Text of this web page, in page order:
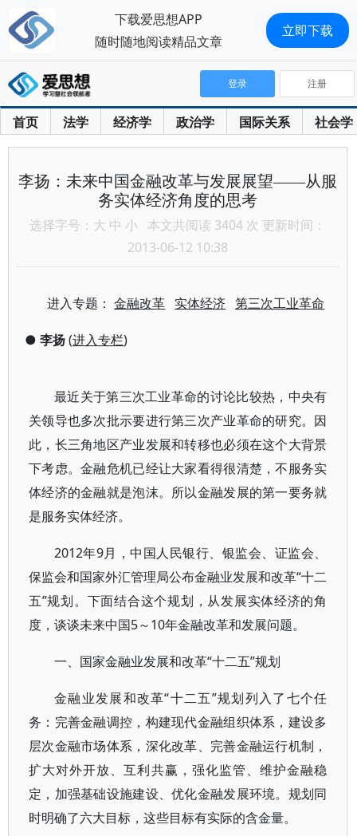
首页 法学 经济学 政治学 国际关系 社会学
登录 注册
李扬：未来中国金融改革与发展展望——从服
务实体经济角度的思考
选择字号： 大 中 小 本文共阅读 3404 次 更新时间：
2013-06-12 10:38
进入专题：金融改革 实体经济 第三次工业革命
● 李扬(进入专栏)
最近关于第三次工业革命的讨论比较热，中央有
关领导也多次批示要进行第三次产业革命的研究。因
此，长三角地区产业发展和转移也必须在这个大背景
下考虑。金融危机已经让大家看得很清楚，不服务实
体经济的金融就是泡沫。所以金融发展的第一要务就
是服务实体经济。
2012年9月，中国人民银行、银监会、证监会、
保监会和国家外汇管理局公布金融业发展和改革“十二
五”规划。下面结合这个规划，从发展实体经济的角
度，谈谈未来中国5～10年金融改革和发展问题。
一、国家金融业发展和改革“十二五”规划
金融业发展和改革“十二五”规划列入了七个任
务：完善金融调控，构建现代金融组织体系，建设多
层次金融市场体系，深化改革、完善金融运行机制，
扩大对外开放、互利共赢，强化监管、维护金融稳
定，加强基础设施建设、优化金融发展环境。规划同
时明确了六大目标，这些目标有实际的含金量。
下载爱思想APP
随时随地阅读精品文章
立即下载